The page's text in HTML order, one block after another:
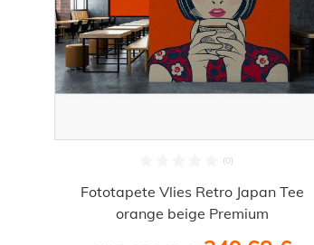
Fototapete Vlies Retro Japan Tee
orange beige Premium